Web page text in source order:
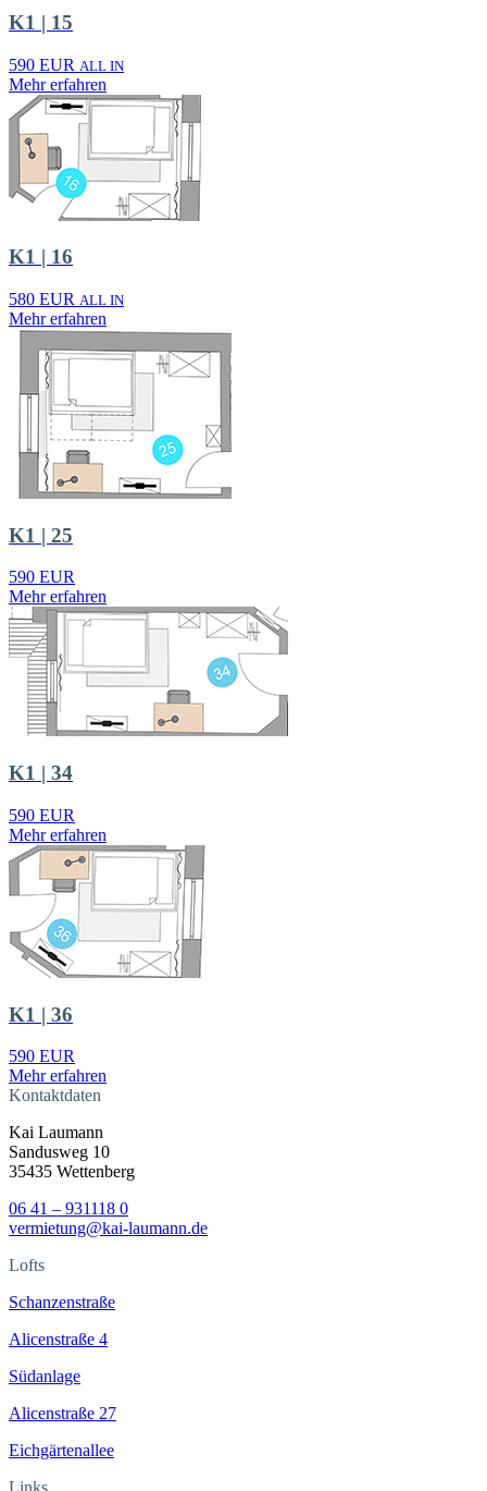
K1 | 15
590 EUR ALL IN
Mehr erfahren
K1 | 16
580 EUR ALL IN
Mehr erfahren
K1 | 25
590 EUR
Mehr erfahren
K1 | 34
590 EUR
Mehr erfahren
K1 | 36
590 EUR
Mehr erfahren
Kontaktdaten
Kai Laumann
Sandusweg 10
35435 Wettenberg
06 41 – 931118 0
vermietung@kai-laumann.de
Lofts
Schanzenstraße
Alicenstraße 4
Südanlage
Alicenstraße 27
Eichgärtenallee